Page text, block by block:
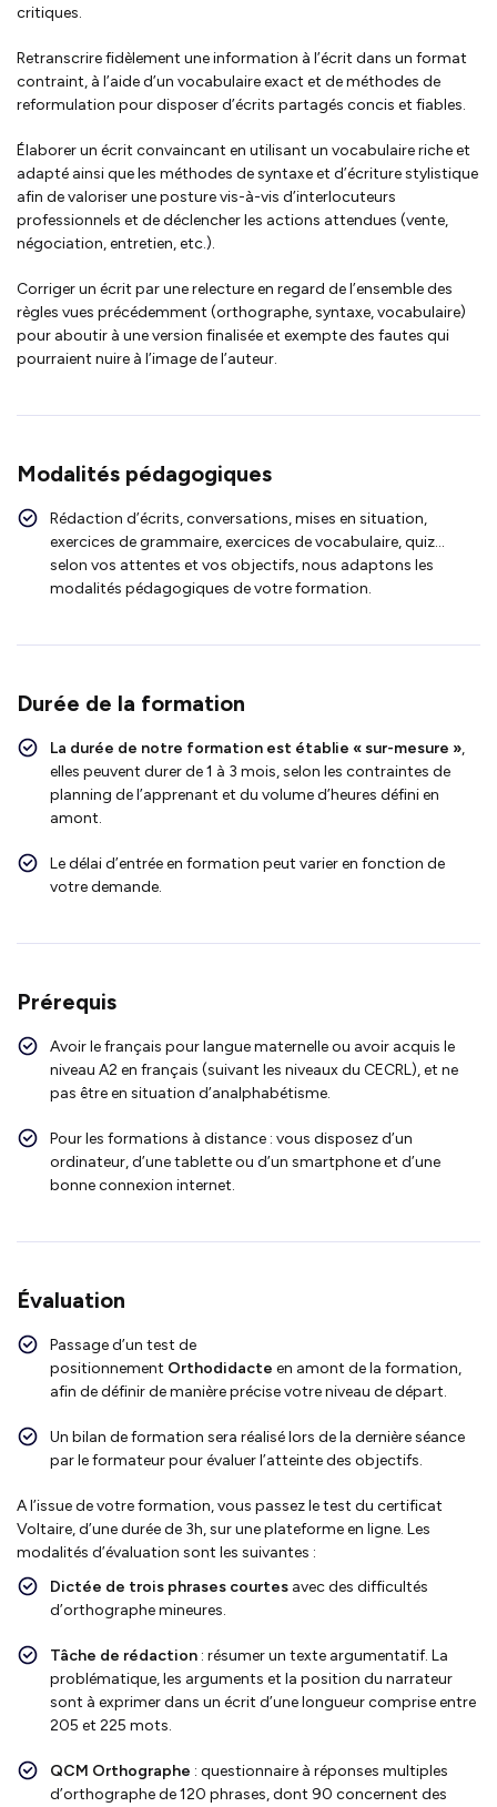
critiques.
Retranscrire fidèlement une information à l’écrit dans un format
contraint, à l’aide d’un vocabulaire exact et de méthodes de
reformulation pour disposer d’écrits partagés concis et fiables.
Élaborer un écrit convaincant en utilisant un vocabulaire riche et
adapté ainsi que les méthodes de syntaxe et d’écriture stylistique
afin de valoriser une posture vis-à-vis d’interlocuteurs
professionnels et de déclencher les actions attendues (vente,
négociation, entretien, etc.).
Corriger un écrit par une relecture en regard de l’ensemble des
règles vues précédemment (orthographe, syntaxe, vocabulaire)
pour aboutir à une version finalisée et exempte des fautes qui
pourraient nuire à l’image de l’auteur.
Modalités pédagogiques
Rédaction d’écrits, conversations, mises en situation,
exercices de grammaire, exercices de vocabulaire, quiz…
selon vos attentes et vos objectifs, nous adaptons les
modalités pédagogiques de votre formation.
Durée de la formation
La durée de notre formation est établie « sur-mesure »,
elles peuvent durer de 1 à 3 mois, selon les contraintes de
planning de l’apprenant et du volume d’heures défini en
amont.
Le délai d’entrée en formation peut varier en fonction de
votre demande.
Prérequis
Avoir le français pour langue maternelle ou avoir acquis le
niveau A2 en français (suivant les niveaux du CECRL), et ne
pas être en situation d’analphabétisme.
Pour les formations à distance : vous disposez d’un
ordinateur, d’une tablette ou d’un smartphone et d’une
bonne connexion internet.
Évaluation
Passage d’un test de
positionnement Orthodidacte en amont de la formation,
afin de définir de manière précise votre niveau de départ.
Un bilan de formation sera réalisé lors de la dernière séance
par le formateur pour évaluer l’atteinte des objectifs.
A l’issue de votre formation, vous passez le test du certificat
Voltaire, d’une durée de 3h, sur une plateforme en ligne. Les
modalités d’évaluation sont les suivantes :
Dictée de trois phrases courtes avec des difficultés
d’orthographe mineures.
Tâche de rédaction : résumer un texte argumentatif. La
problématique, les arguments et la position du narrateur
sont à exprimer dans un écrit d’une longueur comprise entre
205 et 225 mots.
QCM Orthographe : questionnaire à réponses multiples
d’orthographe de 120 phrases, dont 90 concernent des